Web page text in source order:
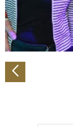
Wir verwenden
personalisieren,
zu können und
analysieren.
Verwendung
soziale Medien,
Partner führen